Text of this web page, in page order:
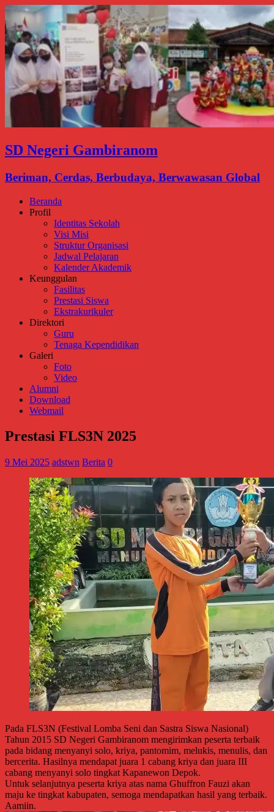
SD Negeri Gambiranom
Beriman, Cerdas, Berbudaya, Berwawasan Global
Beranda
Profil
Identitas Sekolah
Visi Misi
Struktur Organisasi
Jadwal Pelajaran
Kalender Akademik
Keunggulan
Fasilitas
Prestasi Siswa
Ekstrakurikuler
Direktori
Guru
Tenaga Kependidikan
Galeri
Foto
Video
Alumni
Download
Webmail
Prestasi FLS3N 2025
9 Mei 2025 adstwn Berita 0
Pada FLS3N (Festival Lomba Seni dan Sastra Siswa Nasional)
Tahun 2015 SD Negeri Gambiranom mengirimkan peserta terbaik
pada bidang menyanyi solo, kriya, pantomim, melukis, menulis, dan
bercerita. Hasilnya mendapat juara 1 cabang kriya dan juara III
cabang menyanyi solo tingkat Kapanewon Depok.
Untuk selanjutnya peserta kriya atas nama Ghuffron Fauzi akan
maju ke tingkat kabupaten, semoga mendapatkan hasil yang terbaik.
Aamiin.